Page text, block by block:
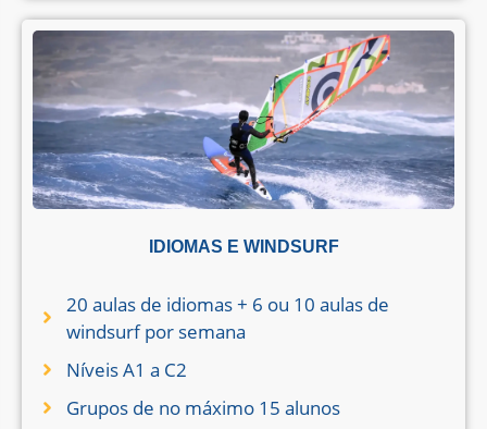
IDIOMAS E WINDSURF
20 aulas de idiomas + 6 ou 10 aulas de
windsurf por semana
Níveis A1 a C2
Grupos de no máximo 15 alunos